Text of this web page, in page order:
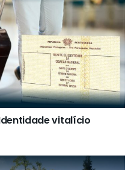
vitalício